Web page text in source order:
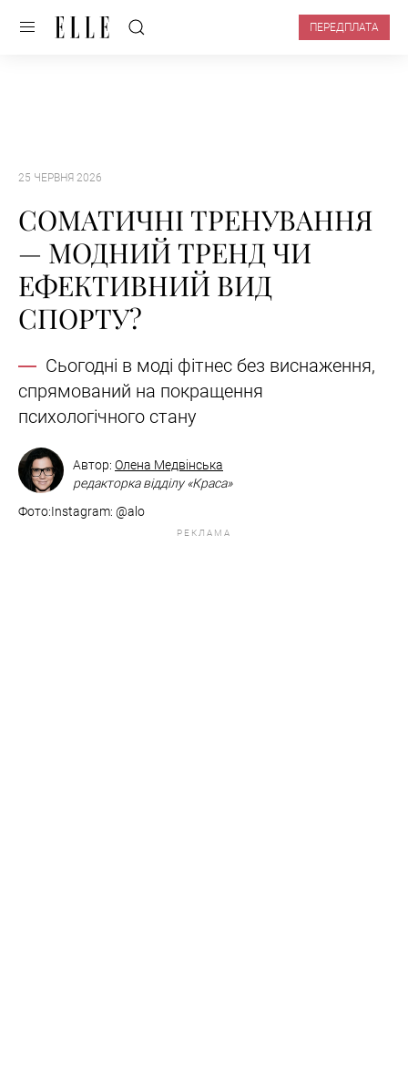
ПЕРЕДПЛАТА
25 ЧЕРВНЯ 2026
СОМАТИЧНІ ТРЕНУВАННЯ
— МОДНИЙ ТРЕНД ЧИ
ЕФЕКТИВНИЙ ВИД
СПОРТУ?
Сьогодні в моді фітнес без виснаження,
спрямований на покращення
психологічного стану
Автор: Олена Медвінська
редакторка відділу «Краса»
Фото:​​​​​​​Instagram: @alo
РЕКЛАМА